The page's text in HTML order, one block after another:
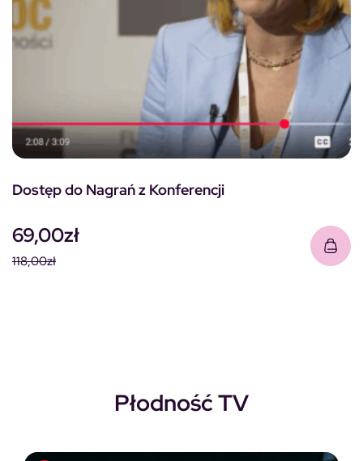
Dostęp do Nagrań z Konferencji
118,00zł
69,00zł
Płodność TV